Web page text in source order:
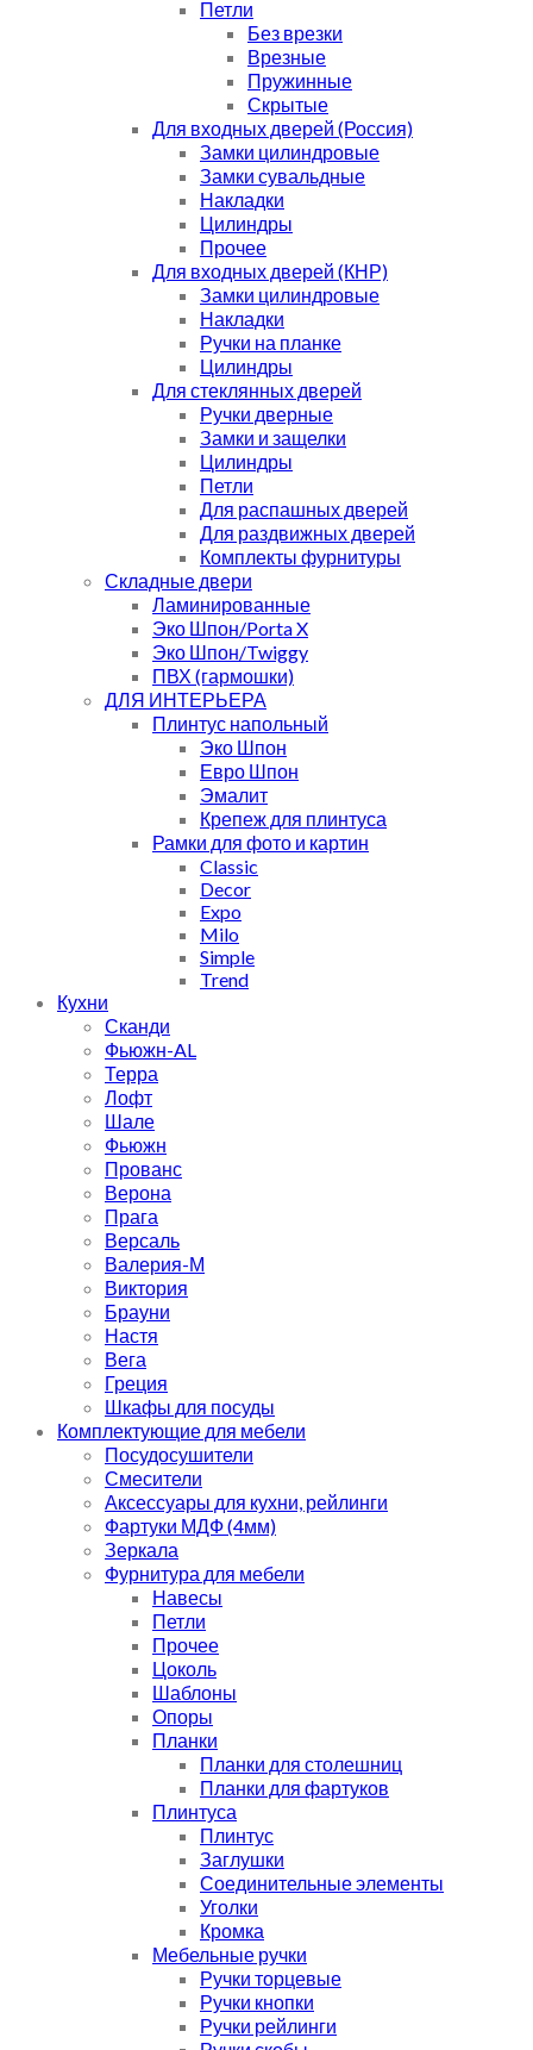
Петли
Без врезки
Врезные
Пружинные
Скрытые
Для входных дверей (Россия)
Замки цилиндровые
Замки сувальдные
Накладки
Цилиндры
Прочее
Для входных дверей (КНР)
Замки цилиндровые
Накладки
Ручки на планке
Цилиндры
Для стеклянных дверей
Ручки дверные
Замки и защелки
Цилиндры
Петли
Для распашных дверей
Для раздвижных дверей
Комплекты фурнитуры
Складные двери
Ламинированные
Эко Шпон/Porta X
Эко Шпон/Twiggy
ПВХ (гармошки)
ДЛЯ ИНТЕРЬЕРА
Плинтус напольный
Эко Шпон
Евро Шпон
Эмалит
Крепеж для плинтуса
Рамки для фото и картин
Classic
Decor
Expo
Milo
Simple
Trend
Кухни
Сканди
Фьюжн-AL
Терра
Лофт
Шале
Фьюжн
Прованс
Верона
Прага
Версаль
Валерия-М
Виктория
Брауни
Настя
Вега
Греция
Шкафы для посуды
Комплектующие для мебели
Посудосушители
Смесители
Аксессуары для кухни, рейлинги
Фартуки МДФ (4мм)
Зеркала
Фурнитура для мебели
Навесы
Петли
Прочее
Цоколь
Шаблоны
Опоры
Планки
Планки для столешниц
Планки для фартуков
Плинтуса
Плинтус
Заглушки
Соединительные элементы
Уголки
Кромка
Мебельные ручки
Ручки торцевые
Ручки кнопки
Ручки рейлинги